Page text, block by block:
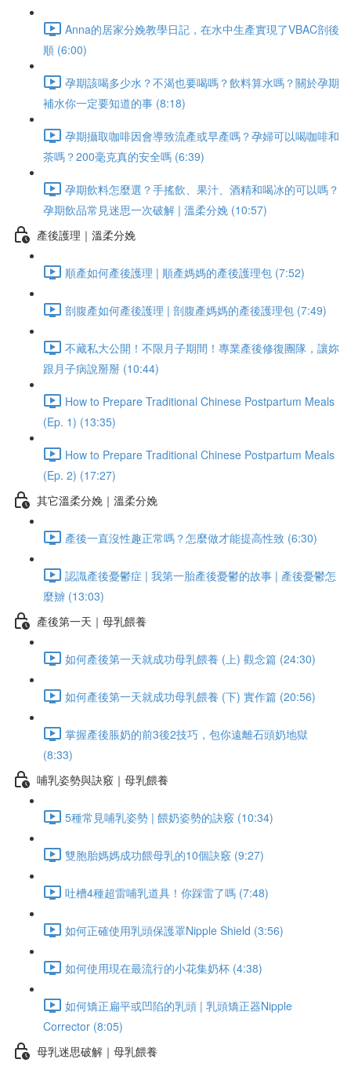
Anna的居家分娩教學日記，在水中生產實現了VBAC剖後
順 (6:00)
孕期該喝多少水？不渴也要喝嗎？飲料算水嗎？關於孕期
補水你一定要知道的事 (8:18)
孕期攝取咖啡因會導致流產或早產嗎？孕婦可以喝咖啡和
茶嗎？200毫克真的安全嗎 (6:39)
孕期飲料怎麼選？手搖飲、果汁、酒精和喝冰的可以嗎？
孕期飲品常見迷思一次破解 | 溫柔分娩 (10:57)
產後護理｜溫柔分娩
順產如何產後護理 | 順產媽媽的產後護理包 (7:52)
剖腹產如何產後護理 | 剖腹產媽媽的產後護理包 (7:49)
不藏私大公開！不限月子期間！專業產後修復團隊，讓妳
跟月子病說掰掰 (10:44)
How to Prepare Traditional Chinese Postpartum Meals
(Ep. 1) (13:35)
How to Prepare Traditional Chinese Postpartum Meals
(Ep. 2) (17:27)
其它溫柔分娩｜溫柔分娩
產後一直沒性趣正常嗎？怎麼做才能提高性致 (6:30)
認識產後憂鬱症 | 我第一胎產後憂鬱的故事 | 產後憂鬱怎
麼辧 (13:03)
產後第一天｜母乳餵養
如何產後第一天就成功母乳餵養 (上) 觀念篇 (24:30)
如何產後第一天就成功母乳餵養 (下) 實作篇 (20:56)
掌握產後脹奶的前3後2技巧，包你遠離石頭奶地獄
(8:33)
哺乳姿勢與訣竅｜母乳餵養
5種常見哺乳姿勢 | 餵奶姿勢的訣竅 (10:34)
雙胞胎媽媽成功餵母乳的10個訣竅 (9:27)
吐槽4種超雷哺乳道具！你踩雷了嗎 (7:48)
如何正確使用乳頭保護罩Nipple Shield (3:56)
如何使用現在最流行的小花集奶杯 (4:38)
如何矯正扁平或凹陷的乳頭 | 乳頭矯正器Nipple
Corrector (8:05)
母乳迷思破解｜母乳餵養